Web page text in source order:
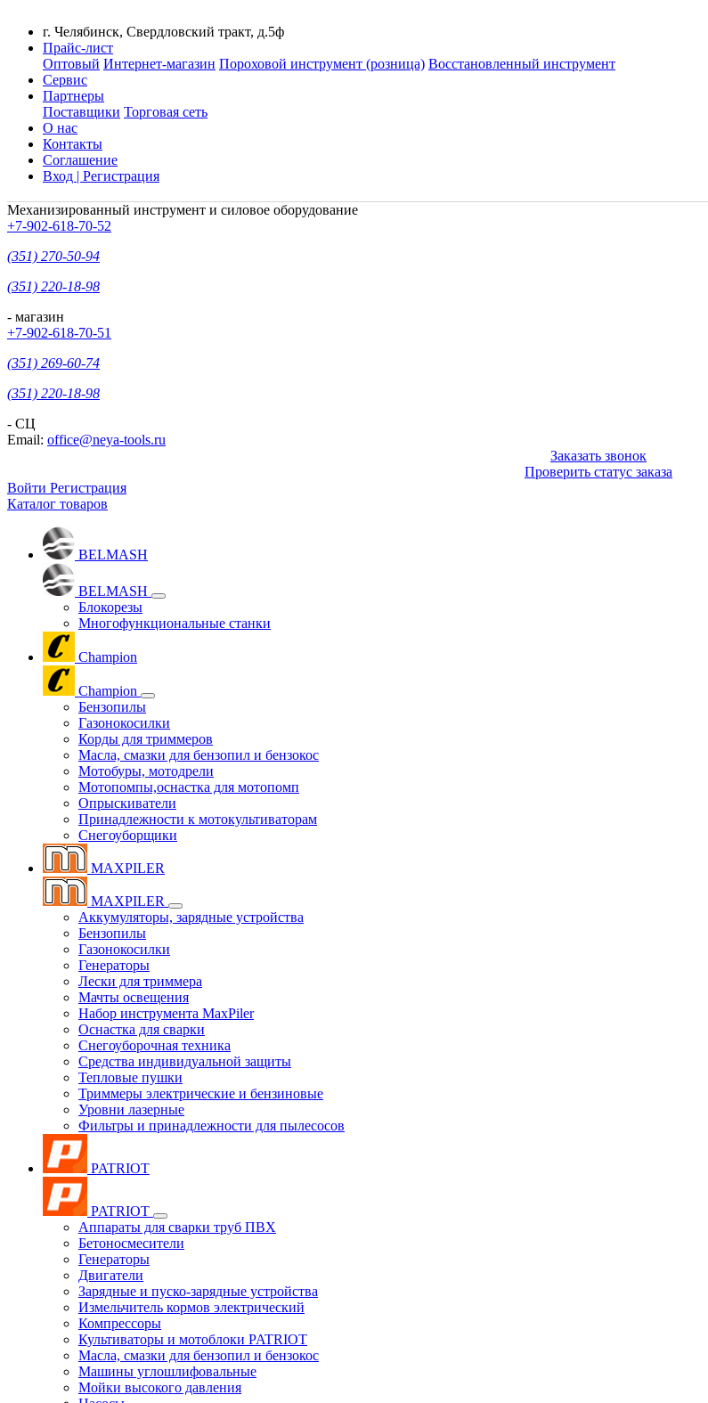
г. Челябинск, Свердловский тракт, д.5ф
Прайс-лист
Оптовый Интернет-магазин Пороховой инструмент (розница) Восстановленный инструмент
Сервис
Партнеры
Поставщики Торговая сеть
О нас
Контакты
Соглашение
Вход | Регистрация
Механизированный инструмент и силовое оборудование
+7-902-618-70-52
(351) 270-50-94
(351) 220-18-98
- магазин
+7-902-618-70-51
(351) 269-60-74
(351) 220-18-98
- СЦ
Email: office@neya-tools.ru
Заказать звонок
Проверить статус заказа
Войти Регистрация
Каталог товаров
BELMASH
BELMASH
Блокорезы
Многофункциональные станки
Champion
Champion
Бензопилы
Газонокосилки
Корды для триммеров
Масла, смазки для бензопил и бензокос
Мотобуры, мотодрели
Мотопомпы,оснастка для мотопомп
Опрыскиватели
Принадлежности к мотокультиваторам
Снегоуборщики
MAXPILER
MAXPILER
Аккумуляторы, зарядные устройства
Бензопилы
Газонокосилки
Генераторы
Лески для триммера
Мачты освещения
Набор инструмента MaxPiler
Оснастка для сварки
Снегоуборочная техника
Средства индивидуальной защиты
Тепловые пушки
Триммеры электрические и бензиновые
Уровни лазерные
Фильтры и принадлежности для пылесосов
PATRIOT
PATRIOT
Аппараты для сварки труб ПВХ
Бетоносмесители
Генераторы
Двигатели
Зарядные и пуско-зарядные устройства
Измельчитель кормов электрический
Компрессоры
Культиваторы и мотоблоки PATRIOT
Масла, смазки для бензопил и бензокос
Машины углошлифовальные
Мойки высокого давления